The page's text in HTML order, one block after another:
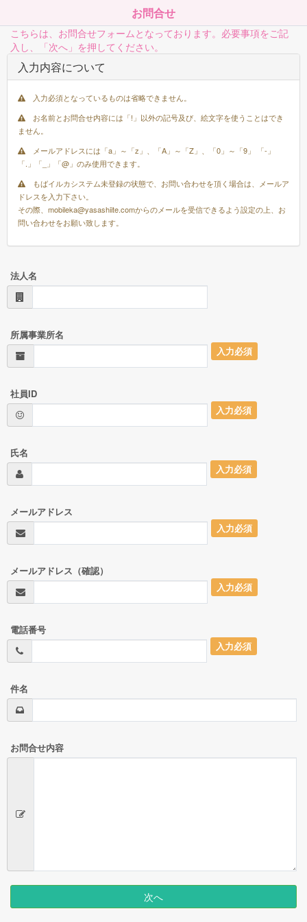
お問合せ
こちらは、お問合せフォームとなっております。必要事項をご記
入し、「次へ」を押してください。
入力内容について
入力必須となっているものは省略できません。
お名前とお問合せ内容には「!」以外の記号及び、絵文字を使うことはでき
ません。
メールアドレスには「a」～「z」、「A」～「Z」、「0」～「9」 「-」
「.」「_」「@」のみ使用できます。
もばイルカシステム未登録の状態で、お問い合わせを頂く場合は、メールア
ドレスを入力下さい。
その際、mobileka@yasashiite.comからのメールを受信できるよう設定の上、お
問い合わせをお願い致します。
法人名
所属事業所名
入力必須
社員ID
入力必須
氏名
入力必須
メールアドレス
入力必須
メールアドレス（確認）
入力必須
電話番号
入力必須
件名
お問合せ内容
次へ